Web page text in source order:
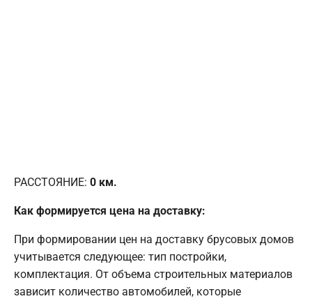
РАССТОЯНИЕ: 0 км.
Как формируется цена на доставку:
При формировании цен на доставку брусовых домов
учитывается следующее: тип постройки,
комплектация. От объема строительных материалов
зависит количество автомобилей, которые